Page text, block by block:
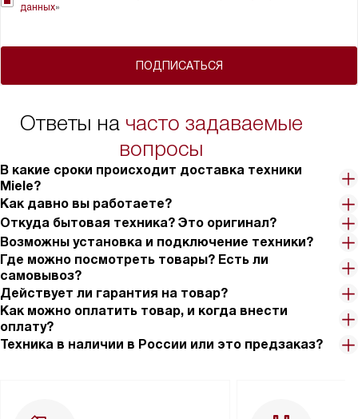
ПОДПИСАТЬСЯ
данных»
Ответы на часто задаваемые
вопросы
В какие сроки происходит доставка техники
Miele?
Как давно вы работаете?
Откуда бытовая техника? Это оригинал?
Возможны установка и подключение техники?
Где можно посмотреть товары? Есть ли
самовывоз?
Действует ли гарантия на товар?
Как можно оплатить товар, и когда внести
оплату?
Техника в наличии в России или это предзаказ?